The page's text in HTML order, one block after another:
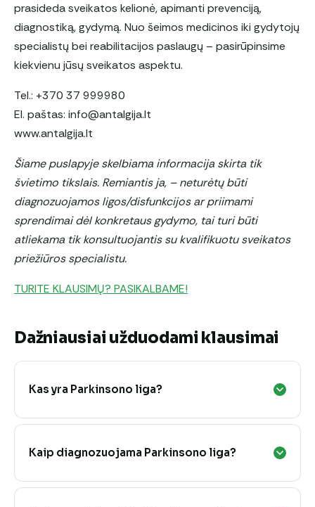
prasideda sveikatos kelionė, apimanti prevenciją,
diagnostiką, gydymą. Nuo šeimos medicinos iki gydytojų
specialistų bei reabilitacijos paslaugų – pasirūpinsime
kiekvienu jūsų sveikatos aspektu.
Tel.: +370 37 999980
El. paštas: info@antalgija.lt
www.antalgija.lt
Šiame puslapyje skelbiama informacija skirta tik
švietimo tikslais. Remiantis ja, – neturėtų būti
diagnozuojamos ligos/disfunkcijos ar priimami
sprendimai dėl konkretaus gydymo, tai turi būti
atliekama tik konsultuojantis su kvalifikuotu sveikatos
priežiūros specialistu.
TURITE KLAUSIMŲ? PASIKALBAME!
Dažniausiai užduodami klausimai
Kas yra Parkinsono liga?
Kaip diagnozuojama Parkinsono liga?